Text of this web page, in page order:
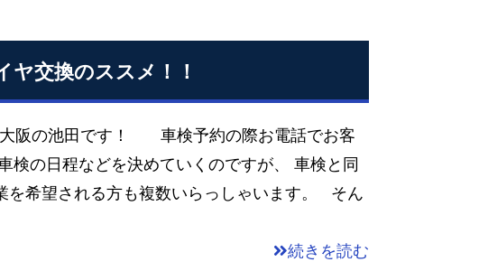
ヤ交換のススメ！！
大阪の池田です！ 車検予約の際お電話でお客
検の日程などを決めていくのですが、 車検と同
を希望される方も複数いらっしゃいます。 そん
続きを読む